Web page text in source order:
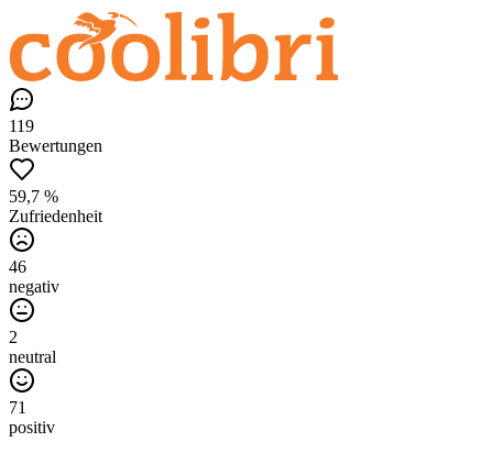
119
Bewertungen
59,7 %
Zufriedenheit
46
negativ
2
neutral
71
positiv